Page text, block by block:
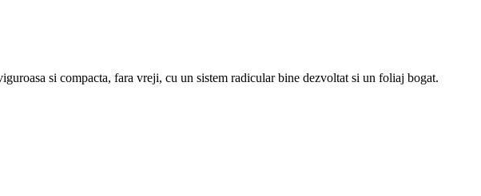
si compacta, fara vreji, cu un sistem radicular bine dezvoltat si un foliaj bogat.